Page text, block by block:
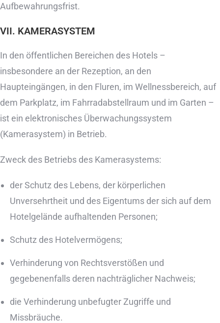
Aufbewahrungsfrist.
VII. KAMERASYSTEM
In den öffentlichen Bereichen des Hotels –
insbesondere an der Rezeption, an den
Haupteingängen, in den Fluren, im Wellnessbereich, auf
dem Parkplatz, im Fahrradabstellraum und im Garten –
ist ein elektronisches Überwachungssystem
(Kamerasystem) in Betrieb.
Zweck des Betriebs des Kamerasystems:
der Schutz des Lebens, der körperlichen
Unversehrtheit und des Eigentums der sich auf dem
Hotelgelände aufhaltenden Personen;
Schutz des Hotelvermögens;
Verhinderung von Rechtsverstößen und
gegebenenfalls deren nachträglicher Nachweis;
die Verhinderung unbefugter Zugriffe und
Missbräuche.